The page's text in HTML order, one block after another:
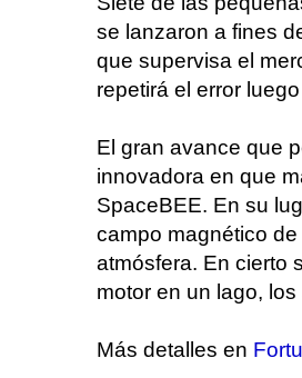
se lanzaron a fines
que supervisa el
repetirá el error
El gran avance que
innovadora en que
SpaceBEE. En su
campo magnético
atmósfera. En cierto
motor en un lago,
Más detalles en